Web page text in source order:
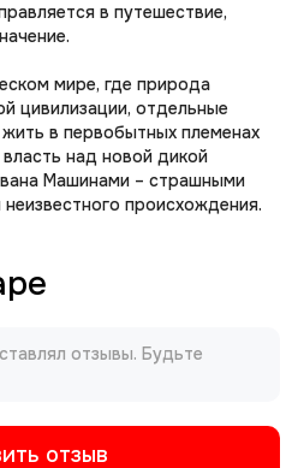
в путешествие,
мире, где природа
цивилизации, отдельные
в первобытных племенах
над новой дикой
Машинами – страшными
происхождения.
отзывы. Будьте
отзыв